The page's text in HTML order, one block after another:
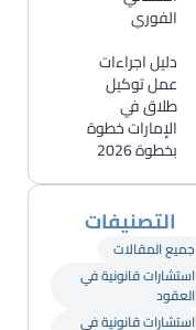
الفوري
دليل اجراءات
عمل توكيل
طلاق في
الإمارات خطوة
بخطوة 2026
التصنيفات
جميع المقالات
استشارات قانونية في
العقود
استشارات قانونية في